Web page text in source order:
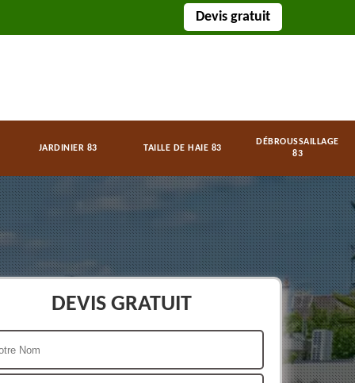
Devis gratuit
JARDINIER 83 TAILLE DE HAIE 83
DÉBROUSSAILLAGE
83
DEVIS GRATUIT